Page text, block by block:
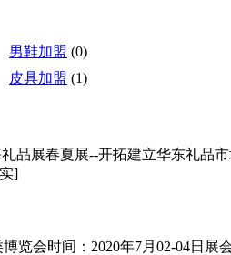
男鞋加盟 (0)
皮具加盟 (1)
品展春夏展--开拓建立华东礼品
]
览会时间：2020年7月02-04日